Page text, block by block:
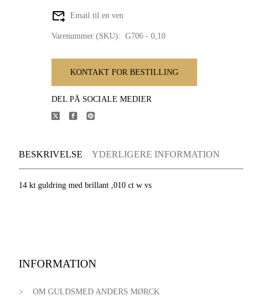
Email til en ven
Varenummer (SKU): G706 - 0,10
KONTAKT FOR BESTILLING
DEL PÅ SOCIALE MEDIER
BESKRIVELSE YDERLIGERE INFORMATION
14 kt guldring med brillant ,010 ct w vs
INFORMATION
OM GULDSMED ANDERS MØRCK